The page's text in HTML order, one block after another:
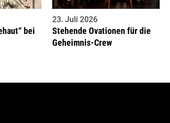
bei
23. Juli 2026
Stehende Ovationen für die
Geheimnis-Crew